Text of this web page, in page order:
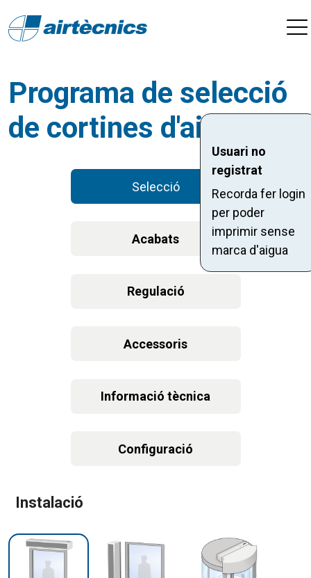
Programa de selecció
de cortines d'aire
Selecció
Acabats
Regulació
Accessoris
Informació tècnica
Configuració
Instalació
Usuari no
registrat
Recorda fer login
per poder
imprimir sense
marca d'aigua